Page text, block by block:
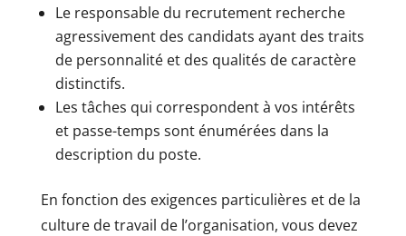
Le responsable du recrutement recherche
agressivement des candidats ayant des traits
de personnalité et des qualités de caractère
distinctifs.
Les tâches qui correspondent à vos intérêts
et passe-temps sont énumérées dans la
description du poste.
En fonction des exigences particulières et de la
culture de travail de l’organisation, vous devez